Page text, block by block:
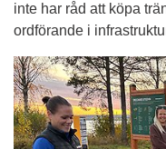
inte har råd att köpa
ordförande i